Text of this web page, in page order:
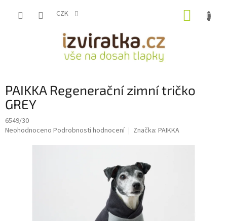
CZK
PAIKKA Regenerační zimní tričko
GREY
6549/30
Průměrné
Neohodnoceno Podrobnosti hodnocení Značka: PAIKKA